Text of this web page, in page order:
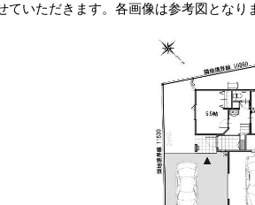
いただきます。各画像は参考図となり